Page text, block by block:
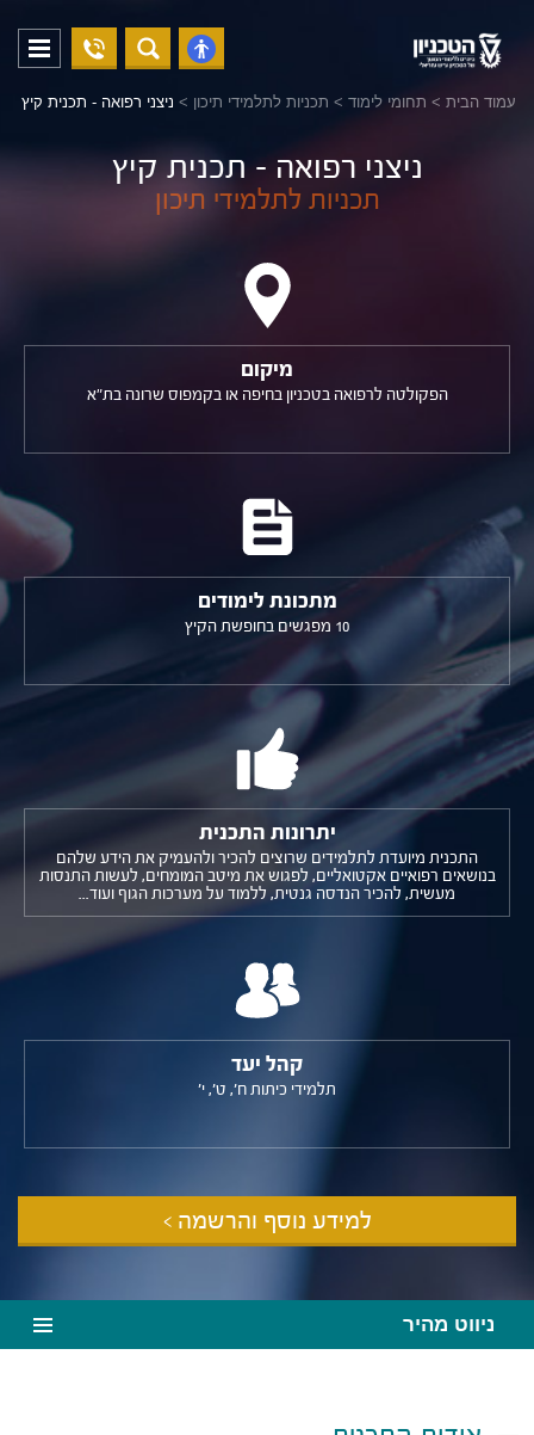
פתח
נגישות
04-
8294228
פתח
עמוד הבית > תחומי לימוד > תכניות לתלמידי תיכון > ניצני רפואה - תכנית קיץ
ניצני רפואה - תכנית קיץ
תכניות לתלמידי תיכון
מיקום
הפקולטה לרפואה בטכניון בחיפהאו בקמפוס שרונה בת"א
מתכונת לימודים
10 מפגשים בחופשת הקיץ
יתרונות התכנית
התכנית מיועדת לתלמידים שרוצים להכיר ולהעמיק את הידע שלהם
בנושאים רפואיים אקטואליים, לפגוש את מיטב המומחים, לעשות התנסות
מעשית, להכיר הנדסה גנטית, ללמוד על מערכות הגוף ועוד...
קהל יעד
תלמידי כיתות ח', ט', י'
למידע נוסף והרשמה >
ניווט מהיר